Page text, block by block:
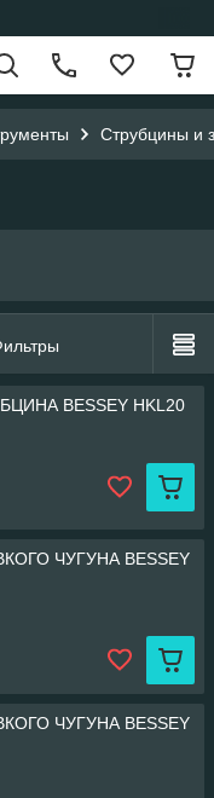
Струбцины и
BESSEY HKL20
ЧУГУНА BESSEY
ЧУГУНА BESSEY